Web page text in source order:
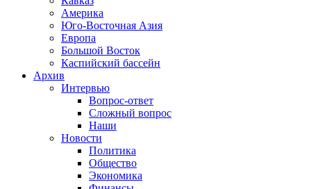
Америка
Юго-Восточная Азия
Европа
Большой Восток
Каспийский бассейн
Архив
Интервью
Вопрос-ответ
Сложный вопрос
Наши
Новости
Политика
Общество
Экономика